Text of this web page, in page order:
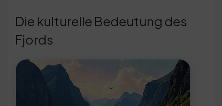
Die kulturelle Bedeutung des
Fjords